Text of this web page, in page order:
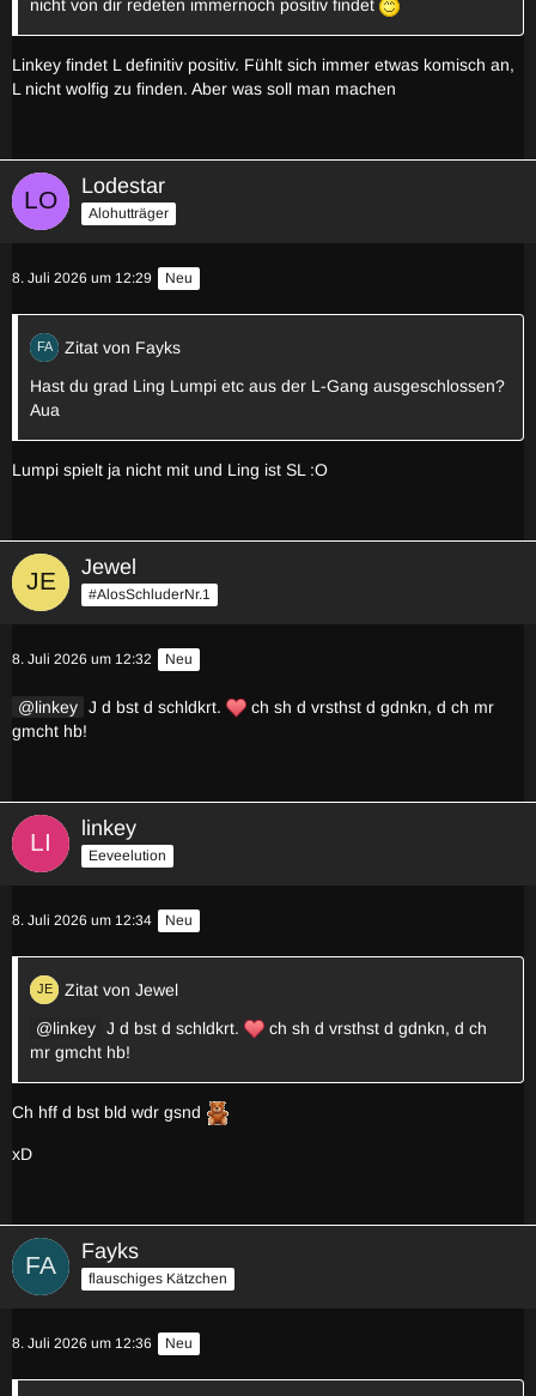
nicht von dir redeten immernoch positiv findet
Linkey findet L definitiv positiv. Fühlt sich immer etwas komisch an,
L nicht wolfig zu finden. Aber was soll man machen
Lodestar
Alohutträger
8. Juli 2026 um 12:29 Neu
Zitat von Fayks
Hast du grad Ling Lumpi etc aus der L-Gang ausgeschlossen?
Aua
Lumpi spielt ja nicht mit und Ling ist SL :O
Jewel
#AlosSchluderNr.1
8. Juli 2026 um 12:32 Neu
linkey J d bst d schldkrt.
ch sh d vrsthst d gdnkn, d ch mr
gmcht hb!
linkey
Eeveelution
8. Juli 2026 um 12:34 Neu
Zitat von Jewel
linkey J d bst d schldkrt.
ch sh d vrsthst d gdnkn, d ch
mr gmcht hb!
Ch hff d bst bld wdr gsnd
xD
Fayks
flauschiges Kätzchen
8. Juli 2026 um 12:36 Neu